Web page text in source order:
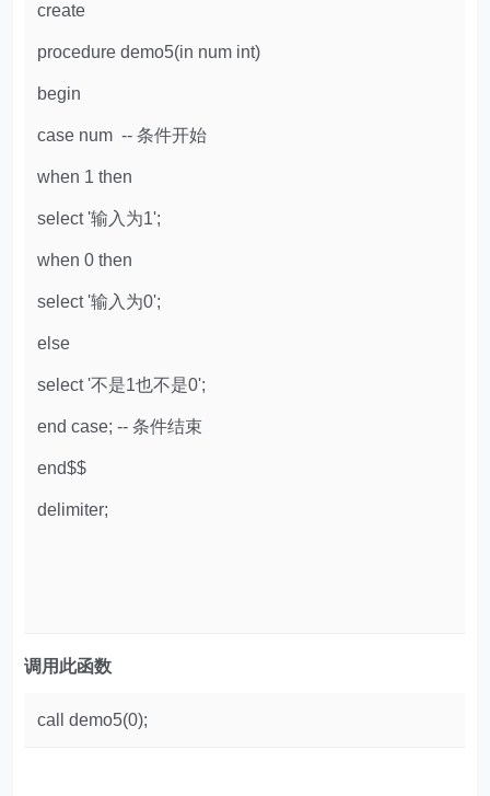
create
procedure demo5(in num int)
begin
case num -- 条件开始
when 1 then
select '输入为1';
when 0 then
select '输入为0';
else
select '不是1也不是0';
end case; -- 条件结束
end$$
delimiter;
调用此函数
call demo5(0);